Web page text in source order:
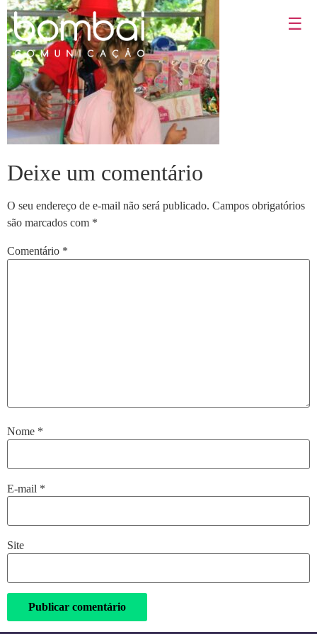
☰
Deixe um comentário
O seu endereço de e-mail não será publicado. Campos obrigatórios
são marcados com *
Comentário *
Nome *
E-mail *
Site